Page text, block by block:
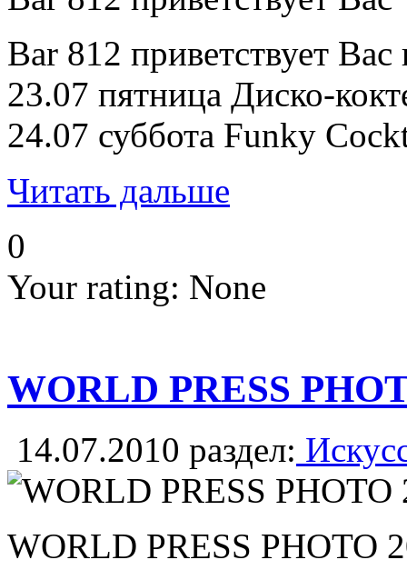
Bar 812 приветствует
23.07 пятница Диско-
24.07 суббота Funky
Читать дальше
0
Your rating: None
WORLD PRESS
14.07.2010 раздел:
WORLD PRESS PHOTO